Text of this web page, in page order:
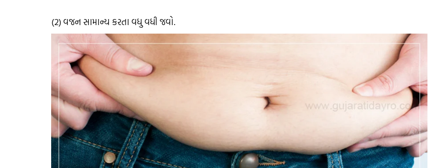
(2) વજન સામાન્ય કરતા વધુ વધી જવો.